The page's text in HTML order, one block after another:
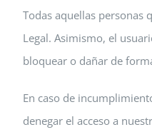
Todas aquellas personas
Legal. Asimismo, el
bloquear o dañar de
En caso de
denegar el acceso a